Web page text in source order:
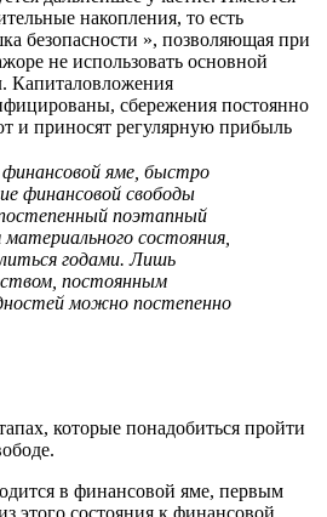
накопления, то есть
безопасности », позволяющая при
не использовать основной
Капиталовложения
сбережения постоянно
и приносят регулярную прибыль
яме, быстро
финансовой свободы
поэтапный
материального состояния,
годами. Лишь
постоянным
можно постепенно
которые понадобиться пройти
в финансовой яме, первым
этого состояния к финансовой